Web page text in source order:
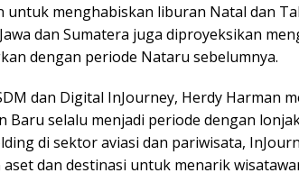
untuk menghabiskan liburan Natal dan
dan Sumatera juga diproyeksikan
dengan periode Nataru sebelumnya.
dan Digital InJourney, Herdy Harman
Baru selalu menjadi periode dengan
di sektor aviasi dan pariwisata,
dan destinasi untuk menarik